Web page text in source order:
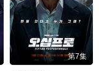
第7集